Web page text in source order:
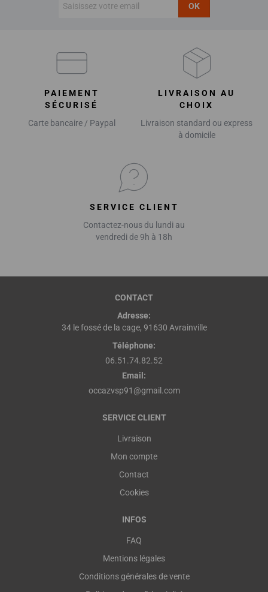
OK
PAIEMENT
SÉCURISÉ
Carte bancaire / Paypal
LIVRAISON AU
CHOIX
Livraison standard ou express
à domicile
SERVICE CLIENT
Contactez-nous du lundi au
vendredi de 9h à 18h
CONTACT
Adresse:
34 le fossé de la cage, 91630 Avrainville
Téléphone:
06.51.74.82.52
Email:
occazvsp91@gmail.com
SERVICE CLIENT
Livraison
Mon compte
Contact
Cookies
INFOS
FAQ
Mentions légales
Conditions générales de vente